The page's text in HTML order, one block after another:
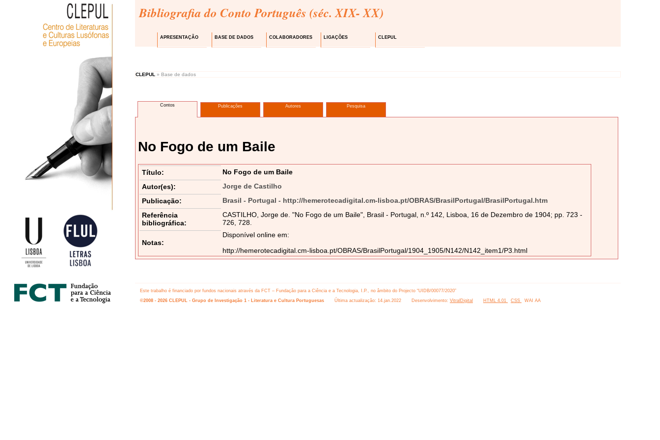
Bibliografia do Conto Português (séc. XIX- XX)
APRESENTAÇÃO BASE DE DADOS COLABORADORES LIGAÇÕES CLEPUL
CLEPUL » Base de dados
Contos Publicações Autores Pesquisa
No Fogo de um Baile
Título:
No Fogo de um Baile
Autor(es):
Jorge de Castilho
Publicação:
Brasil - Portugal - http://hemerotecadigital.cm-lisboa.pt/OBRAS/BrasilPortugal/BrasilPortugal.htm
Referência
bibliográfica:
CASTILHO, Jorge de. "No Fogo de um Baile", Brasil - Portugal, n.º 142, Lisboa, 16 de Dezembro de 1904; pp. 723 -
726, 728.
Notas:
Disponível online em:
http://hemerotecadigital.cm-lisboa.pt/OBRAS/BrasilPortugal/1904_1905/N142/N142_item1/P3.html
Este trabalho é financiado por fundos nacionais através da FCT – Fundação para a Ciência e a Tecnologia, I.P., no âmbito do Projecto “UIDB/00077/2020”
©2008 - 2026 CLEPUL - Grupo de Investigação 1 - Literatura e Cultura Portuguesas
Última actualização: 14.jan.2022 Desenvolvimento: VitralDigital HTML 4.01 CSS WAI AA